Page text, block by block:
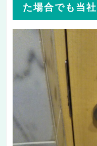
た場合でも当